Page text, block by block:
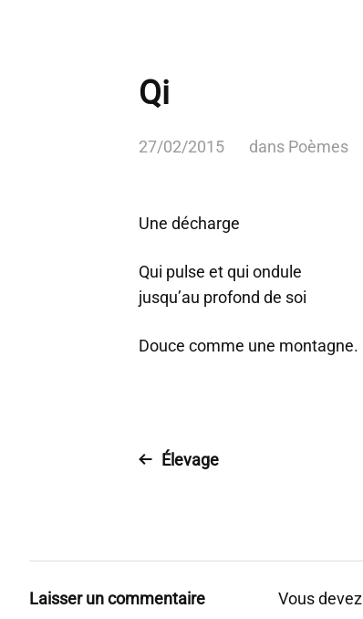
Qi
27/02/2015 dans Poèmes
Une décharge
Qui pulse et qui ondule
jusqu’au profond de soi
Douce comme une montagne.
Élevage
Laisser un commentaire Vous devez